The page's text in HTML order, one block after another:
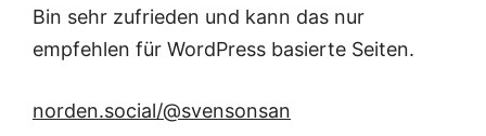
Bin sehr zufrieden und kann das nur
empfehlen für WordPress basierte Seiten.
norden.social/@svensonsan